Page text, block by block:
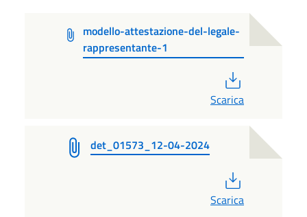
modello-attestazione-del-legale-
rappresentante-1
Scarica
det_01573_12-04-2024
Scarica